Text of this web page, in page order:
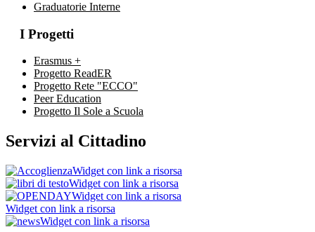
Graduatorie Interne
I Progetti
Erasmus +
Progetto ReadER
Progetto Rete "ECCO"
Peer Education
Progetto Il Sole a Scuola
Servizi al Cittadino
Widget con link a risorsa
Widget con link a risorsa
Widget con link a risorsa
Widget con link a risorsa
Widget con link a risorsa